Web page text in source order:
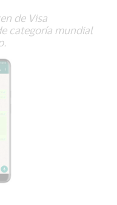
de Visa
categoría mundial